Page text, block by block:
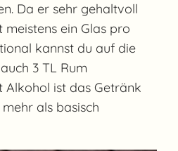
Da er sehr gehaltvoll
meistens ein Glas pro
kannst du auf die
3 TL Rum
Alkohol ist das Getränk
als basisch